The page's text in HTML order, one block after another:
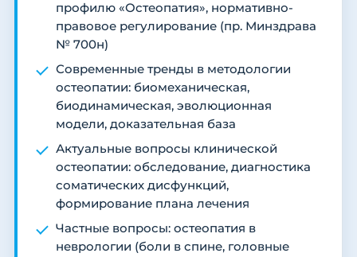
профилю «Остеопатия», нормативно-
правовое регулирование (пр. Минздрава
№ 700н)
Современные тренды в методологии
остеопатии: биомеханическая,
биодинамическая, эволюционная
модели, доказательная база
Актуальные вопросы клинической
остеопатии: обследование, диагностика
соматических дисфункций,
формирование плана лечения
Частные вопросы: остеопатия в
неврологии (боли в спине, головные